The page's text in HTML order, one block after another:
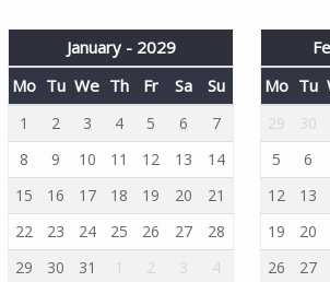
January - 2029
Mo Tu We Th Fr Sa Su
1 2 3 4 5 6
7
8
9 10 11 12 13
14
15
16 17 18 19 20
21
22
23 24 25 26 27
28
29
30 31 1 2 3 4
Mo Tu
29 30
5
6
12
13
19
20
26
27